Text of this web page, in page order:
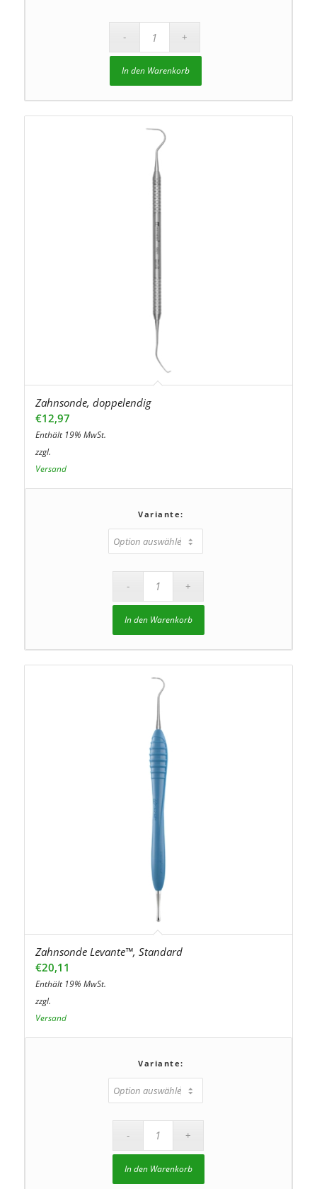
In den Warenkorb
Zahnsonde, doppelendig
€12,97
Enthält 19% MwSt.
zzgl.
Versand
Variante:
In den Warenkorb
Zahnsonde Levante™, Standard
€20,11
Enthält 19% MwSt.
zzgl.
Versand
Variante:
In den Warenkorb